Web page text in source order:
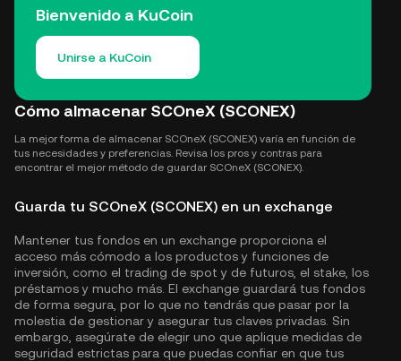
Bienvenido a KuCoin
Unirse a KuCoin
Cómo almacenar SCOneX (SCONEX)
La mejor forma de almacenar SCOneX (SCONEX) varía en función de
tus necesidades y preferencias. Revisa los pros y contras para
encontrar el mejor método de guardar SCOneX (SCONEX).
Guarda tu SCOneX (SCONEX) en un exchange
Mantener tus fondos en un exchange proporciona el
acceso más cómodo a los productos y funciones de
inversión, como el trading de spot y de futuros, el stake, los
préstamos y mucho más. El exchange guardará tus fondos
de forma segura, por lo que no tendrás que pasar por la
molestia de gestionar y asegurar tus claves privadas. Sin
embargo, asegúrate de elegir uno que aplique medidas de
seguridad estrictas para que puedas confiar en que tus